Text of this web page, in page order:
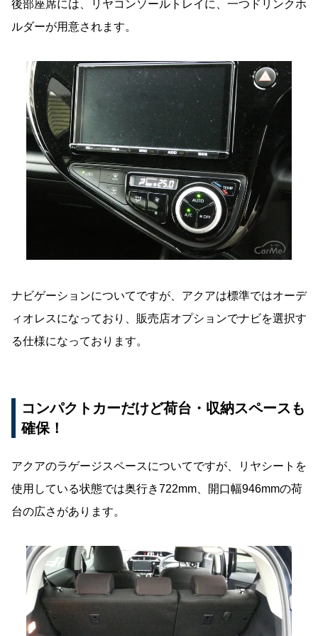
後部座席には、リヤコンソールトレイに、一つドリンクホ
ルダーが用意されます。
ナビゲーションについてですが、アクアは標準ではオーデ
ィオレスになっており、販売店オプションでナビを選択す
る仕様になっております。
コンパクトカーだけど荷台・収納スペースも
確保！
アクアのラゲージスペースについてですが、リヤシートを
使用している状態では奥行き722mm、開口幅946mmの荷
台の広さがあります。